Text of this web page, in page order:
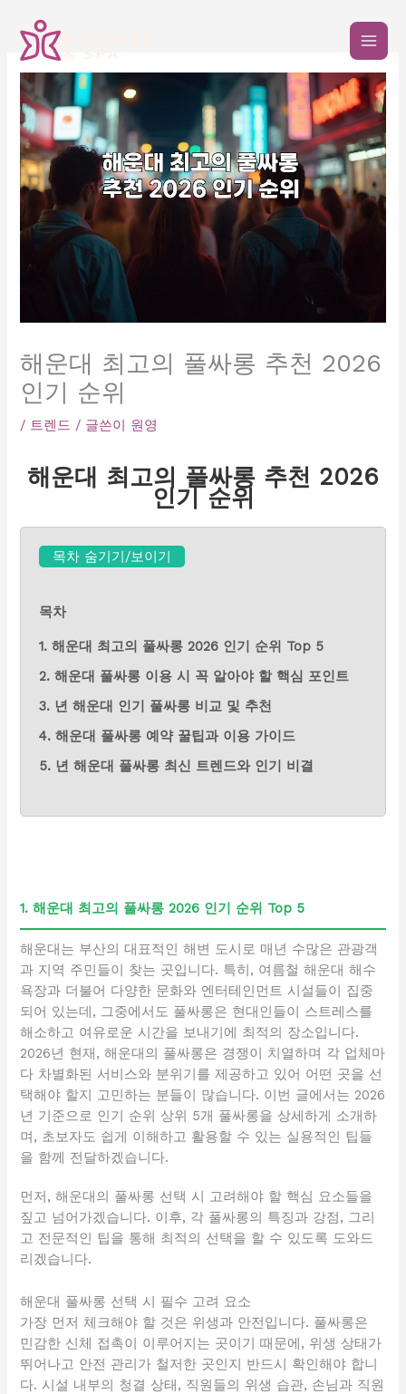
해운대 최고의 풀싸롱 추천 2026
인기 순위
/ 트렌드 / 글쓴이 원영
해운대 최고의 풀싸롱 추천 2026
인기 순위
목차 숨기기/보이기
목차
1. 해운대 최고의 풀싸롱 2026 인기 순위 Top 5
2. 해운대 풀싸롱 이용 시 꼭 알아야 할 핵심 포인트
3. 년 해운대 인기 풀싸롱 비교 및 추천
4. 해운대 풀싸롱 예약 꿀팁과 이용 가이드
5. 년 해운대 풀싸롱 최신 트렌드와 인기 비결
1. 해운대 최고의 풀싸롱 2026 인기 순위 Top 5
해운대는 부산의 대표적인 해변 도시로 매년 수많은 관광객
과 지역 주민들이 찾는 곳입니다. 특히, 여름철 해운대 해수
욕장과 더불어 다양한 문화와 엔터테인먼트 시설들이 집중
되어 있는데, 그중에서도 풀싸롱은 현대인들이 스트레스를
해소하고 여유로운 시간을 보내기에 최적의 장소입니다.
2026년 현재, 해운대의 풀싸롱은 경쟁이 치열하며 각 업체마
다 차별화된 서비스와 분위기를 제공하고 있어 어떤 곳을 선
택해야 할지 고민하는 분들이 많습니다. 이번 글에서는 2026
년 기준으로 인기 순위 상위 5개 풀싸롱을 상세하게 소개하
며, 초보자도 쉽게 이해하고 활용할 수 있는 실용적인 팁들
을 함께 전달하겠습니다.
먼저, 해운대의 풀싸롱 선택 시 고려해야 할 핵심 요소들을
짚고 넘어가겠습니다. 이후, 각 풀싸롱의 특징과 강점, 그리
고 전문적인 팁을 통해 최적의 선택을 할 수 있도록 도와드
리겠습니다.
해운대 풀싸롱 선택 시 필수 고려 요소
가장 먼저 체크해야 할 것은 위생과 안전입니다. 풀싸롱은
민감한 신체 접촉이 이루어지는 곳이기 때문에, 위생 상태가
뛰어나고 안전 관리가 철저한 곳인지 반드시 확인해야 합니
다. 시설 내부의 청결 상태, 직원들의 위생 습관, 손님과 직원